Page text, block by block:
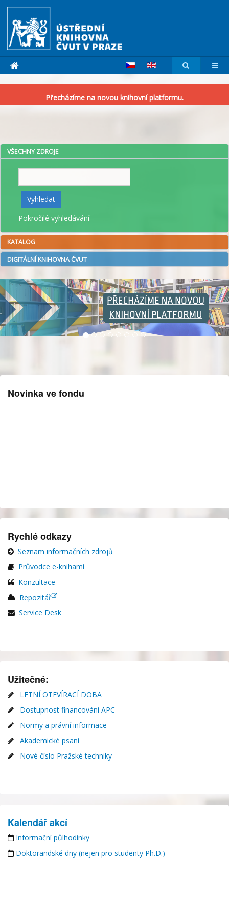
Přecházíme na novou knihovní platformu.
VŠECHNY ZDROJE
Vyhledat
Pokročilé vyhledávání
KATALOG
DIGITÁLNÍ KNIHOVNA ČVUT
Novinka ve fondu
Rychlé odkazy
Seznam informačních zdrojů
Průvodce e-knihami
Konzultace
Repozitář
Service Desk
Užitečné:
LETNÍ OTEVÍRACÍ DOBA
Dostupnost financování APC
Normy a právní informace
Akademické psaní
Nové číslo Pražské techniky
Kalendář akcí
Informační půlhodinky
Doktorandské dny (nejen pro studenty Ph.D.)